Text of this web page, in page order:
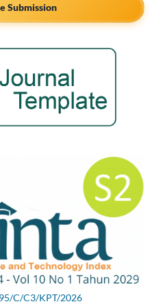
Submission
C/C3/KPT/2026